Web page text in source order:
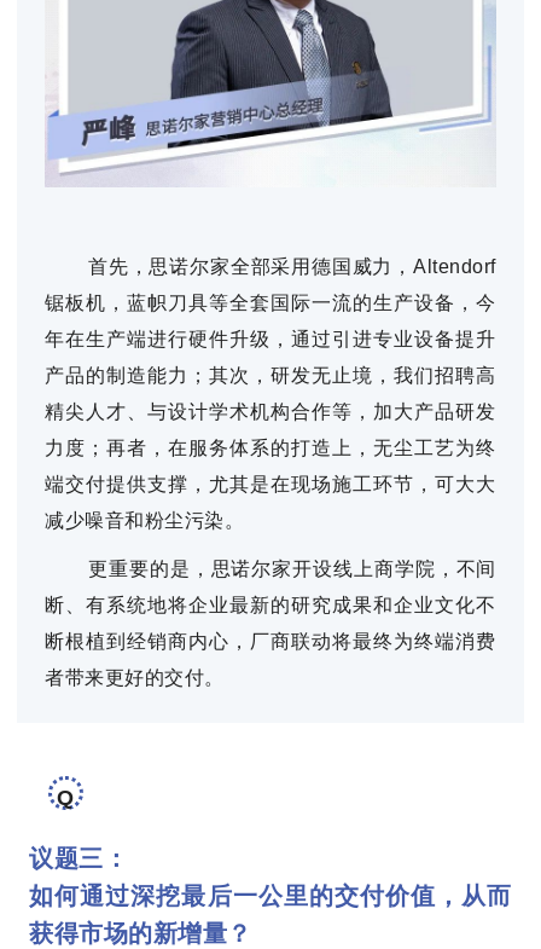
首先，思诺尔家全部采用德国威力，Altendorf
锯板机，蓝帜刀具等全套国际一流的生产设备，今
年在生产端进行硬件升级，通过引进专业设备提升
产品的制造能力；其次，研发无止境，我们招聘高
精尖人才、与设计学术机构合作等，加大产品研发
力度；再者，在服务体系的打造上，无尘工艺为终
端交付提供支撑，尤其是在现场施工环节，可大大
减少噪音和粉尘污染。
更重要的是，思诺尔家开设线上商学院，不间
断、有系统地将企业最新的研究成果和企业文化不
断根植到经销商内心，厂商联动将最终为终端消费
者带来更好的交付。
Q
议题三：
如何通过深挖最后一公里的交付价值，从而
获得市场的新增量？